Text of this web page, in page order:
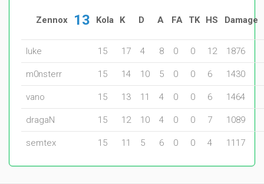
Zennox 13 Kola K D A FA TK HS Damage
luke 15 17 4 8 0 0 12 1876
m0nsterr 15 14 10 5 0 0 6 1430
vano 15 13 11 4 0 0 6 1464
dragaN 15 12 10 4 0 0 7 1089
semtex 15 11 5 6 0 0 4 1117